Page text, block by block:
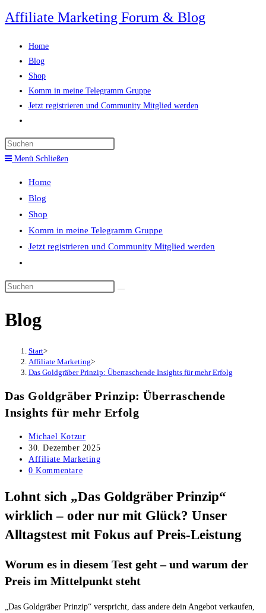
Zum
Inhalt
springen
Affiliate Marketing Forum & Blog
Home
Blog
Shop
Komm in meine Telegramm Gruppe
Jetzt registrieren und Community Mitglied werden
umschalten
panel.
Menü Schließen
Home
Blog
Shop
Komm in meine Telegramm Gruppe
Jetzt registrieren und Community Mitglied werden
umschalten
Diese
durchsuchen
Blog
Start>
Affiliate Marketing>
Das Goldgräber Prinzip: Überraschende Insights für mehr Erfolg
Das Goldgräber Prinzip: Überraschende
Insights für mehr Erfolg
Beitrags-
Autor:
Michael Kotzur
Beitrag
veröffentlicht:
30. Dezember 2025
Beitrags-
Kategorie:
Affiliate Marketing
Beitrags-
0 Kommentare
Lohnt sich „Das Goldgräber Prinzip“
wirklich – oder nur mit Glück? Unser
Alltagstest mit Fokus auf Preis-Leistung
Worum es in diesem Test geht – und warum der
Preis im Mittelpunkt steht
„Das Goldgräber Prinzip“ verspricht, dass andere dein Angebot verkaufen,